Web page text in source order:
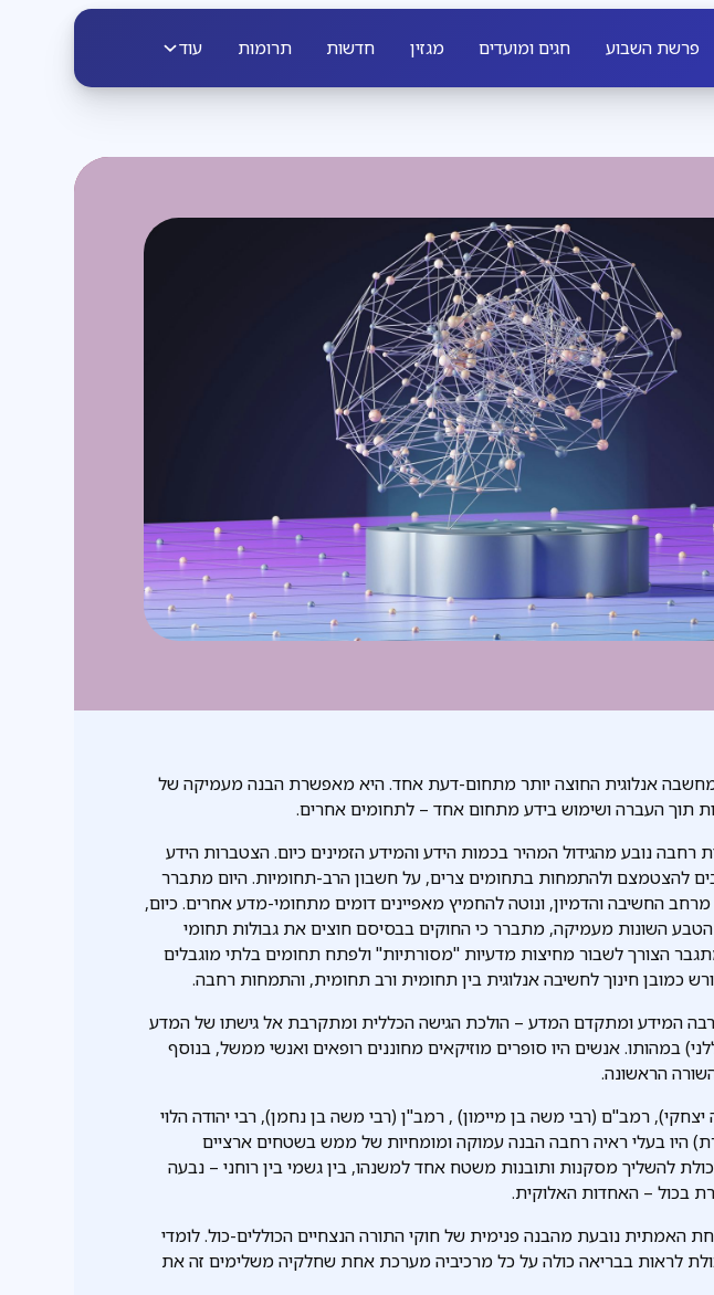
פרשת השבוע חגים ומועדים מגזין חדשות תרומות עוד
אנלוגית החוצה יותר מתחום-דעת אחד. היא מאפשרת הבנה מעמיקה של
תוך העברה ושימוש בידע מתחום אחד – לתחומים אחרים.
רחבה נובע מהגידול המהיר בכמות הידע והמידע הזמינים כיום. הצטברות הידע
להצטמצם ולהתמחות בתחומים צרים, על חשבון הרב-תחומיות. היום מתברר
החשיבה והדמיון, ונוטה להחמיץ מאפיינים דומים מתחומי-מדע אחרים. כיום,
השונות מעמיקה, מתברר כי החוקים בבסיסם חוצים את גבולות תחומי
הצורך לשבור מחיצות מדעיות "מסורתיות" ולפתח תחומים בלתי מוגבלים
כמובן חינוך לחשיבה אנלוגית בין תחומית ורב תחומית, והתמחות רחבה.
המידע ומתקדם המדע – הולכת הגישה הכללית ומתקרבת אל גישתו של המדע
במהותו. אנשים היו סופרים מוזיקאים מחוננים רופאים ואנשי ממשל, בנוסף
הראשונה.
רמב"ם (רבי משה בן מיימון) , רמב"ן (רבי משה בן נחמן), רבי יהודה הלוי
היו בעלי ראיה רחבה הבנה עמוקה ומומחיות של ממש בשטחים ארציים
להשליך מסקנות ותובנות משטח אחד למשנהו, בין גשמי בין רוחני – נבעה
בכול – האחדות האלוקית.
האמתית נובעת מהבנה פנימית של חוקי התורה הנצחיים הכוללים-כול. לומדי
לראות בבריאה כולה על כל מרכיביה מערכת אחת שחלקיה משלימים זה את